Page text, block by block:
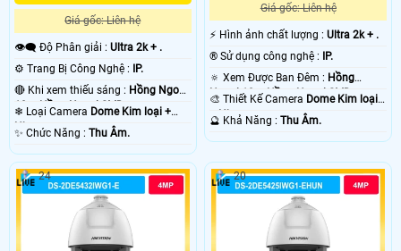
Giá gốc: Liên hệ
👁️‍🗨 Độ Phân giải : Ultra 2k + .
⚙ Trang Bị Công Nghệ :
IP.
🔴 Khi xem thiếu sáng : Hồng Ngoại
10m Hồng Ngoại SMD.
❄ Loại Camera Dome Kim loại +
Nhựa.
️✨ Chức Năng : Thu Âm.
Giá gốc: Liên hệ
️⚡ Hình ảnh chất lượng :Ultra 2k + .
®️ Sử dụng công nghệ :
IP.
🔅 Xem Được Ban Đêm : Hồng
Ngoại 10m Hồng Ngoại SMD.
🎨 Thiết Kế Camera Dome Kim loại
+ Nhựa.
️🔮 Khả Năng :Thu Âm.
24 20